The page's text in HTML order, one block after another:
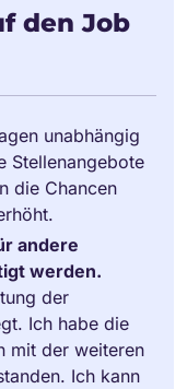
den Job
unabhängig
Stellenangebote
die Chancen
andere
werden.
der
Ich habe die
mit der weiteren
Ich kann